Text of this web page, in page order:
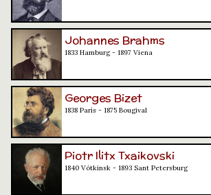
Johannes Brahms
1833 Hamburg - 1897 Viena
Georges Bizet
1838 París - 1875 Bougival
Piotr Ilitx Txaikovski
1840 Vótkinsk - 1893 Sant Petersburg